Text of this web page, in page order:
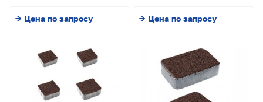
→ Цена по запросу → Цена по запросу